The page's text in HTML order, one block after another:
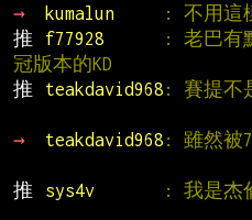
→
kumalun : 不用這
推
f77928
: 老巴有
冠版本的KD
推
teakdavid968 : 賽提不
→
teakdavid968 : 雖然被
推
sys4v
: 我是杰